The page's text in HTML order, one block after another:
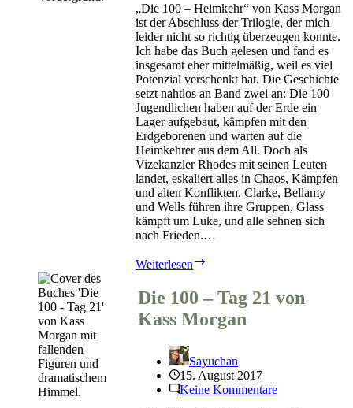
„Die 100 – Heimkehr“ von Kass Morgan
ist der Abschluss der Trilogie, der mich
leider nicht so richtig überzeugen konnte.
Ich habe das Buch gelesen und fand es
insgesamt eher mittelmäßig, weil es viel
Potenzial verschenkt hat. Die Geschichte
setzt nahtlos an Band zwei an: Die 100
Jugendlichen haben auf der Erde ein
Lager aufgebaut, kämpfen mit den
Erdgeborenen und warten auf die
Heimkehrer aus dem All. Doch als
Vizekanzler Rhodes mit seinen Leuten
landet, eskaliert alles in Chaos, Kämpfen
und alten Konflikten. Clarke, Bellamy
und Wells führen ihre Gruppen, Glass
kämpft um Luke, und alle sehnen sich
nach Frieden.…
Weiterlesen
Heimkehr
von
Kass
Die 100 – Tag 21 von
Kass Morgan
Sayuchan
15. August 2017
Keine Kommentare